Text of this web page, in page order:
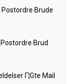
Brude
Brud
Г¦gte Mail